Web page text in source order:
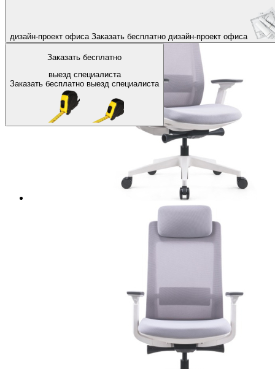
дизайн-проект офиса Заказать бесплатно дизайн-проект офиса
Заказать бесплатно
выезд специалиста
Заказать бесплатно выезд специалиста